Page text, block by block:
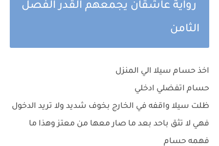
رواية عاشقان يجمعهم القدر الفصل
الثامن
اخذ حسام سيلا الي المنزل
حسام اتفضلي ادخلي
ظلت سيلا واقفه في الخارج بخوف شديد ولا تريد الدخول
فهي لا تثق باحد بعد ما صار معها من معتز وهذا ما
فهمه حسام